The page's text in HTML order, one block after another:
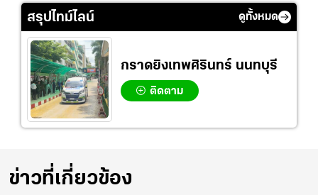
สรุปไทม์ไลน์ ดูทั้งหมด
กราดยิงเทพศิรินทร์ นนทบุรี
ติดตาม
ข่าวที่เกี่ยวข้อง